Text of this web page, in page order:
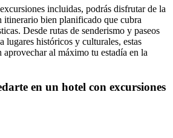
incluidas, podrás disfrutar de la
itinerario bien planificado que cubra
Desde rutas de senderismo y paseos
lugares históricos y culturales, estas
aprovechar al máximo tu estadía en la
en un hotel con excursiones